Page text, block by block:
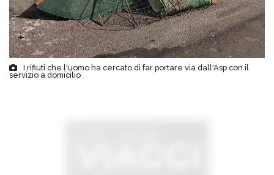
I rifiuti che l'uomo ha cercato di far portare via dall'Asp con il
servizio a domicilio